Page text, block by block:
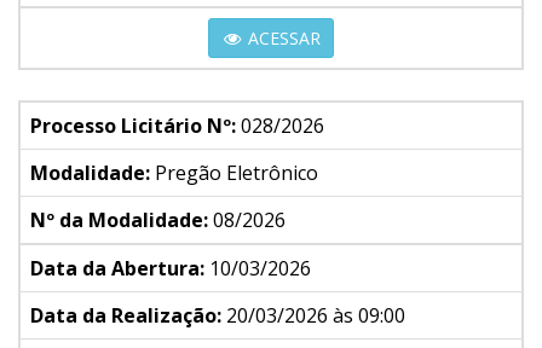
ACESSAR
Processo Licitário Nº:028/2026
Modalidade: Pregão Eletrônico
Nº da Modalidade:08/2026
Data da Abertura: 10/03/2026
Data da Realização: 20/03/2026 às 09:00